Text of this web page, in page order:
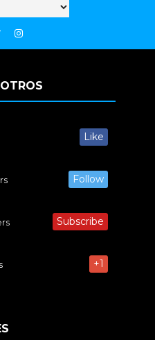
Like
Follow
Subscribe
+1